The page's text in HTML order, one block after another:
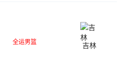
全运男篮 吉林